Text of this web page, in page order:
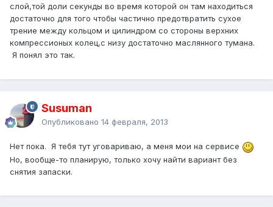
слой,той доли секунды во время которой он там находиться
достаточно для того чтобы частично предотвратить сухое
трение между кольцом и цилиндром со стороны верхних
компрессионых колец,с низу достаточно маслянного тумана.
Я понял это так.
Susuman
Опубликовано 14 февраля, 2013
Нет пока. Я тебя тут уговариваю, а меня мои на сервисе
Но, вообще-то планирую, только хочу найти вариант без
снятия запаски.